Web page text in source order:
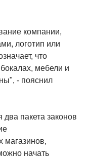
компании,
логотип или
что
мебели и
- пояснил
пакета законов
магазинов,
начать